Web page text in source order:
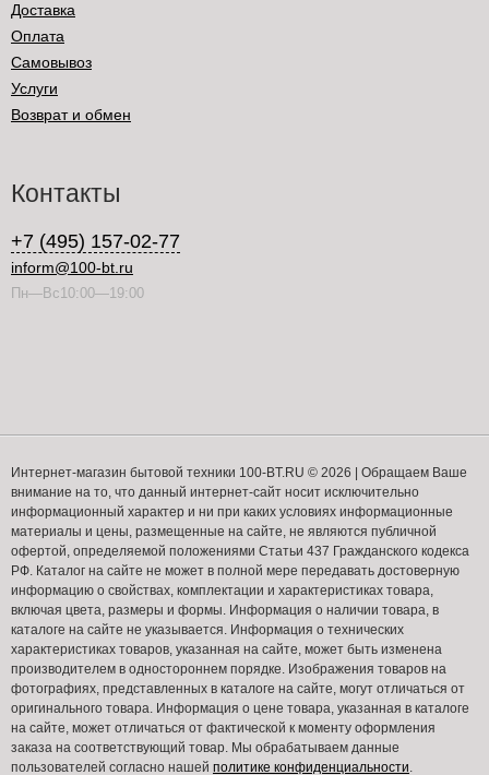
Доставка
Оплата
Самовывоз
Услуги
Возврат и обмен
Контакты
+7 (495) 157-02-77
inform@100-bt.ru
Пн—Вс10:00—19:00
Интернет-магазин бытовой техники 100-BT.RU © 2026 | Обращаем Ваше
внимание на то, что данный интернет-сайт носит исключительно
информационный характер и ни при каких условиях информационные
материалы и цены, размещенные на сайте, не являются публичной
офертой, определяемой положениями Статьи 437 Гражданского кодекса
РФ. Каталог на сайте не может в полной мере передавать достоверную
информацию о свойствах, комплектации и характеристиках товара,
включая цвета, размеры и формы. Информация о наличии товара, в
каталоге на сайте не указывается. Информация о технических
характеристиках товаров, указанная на сайте, может быть изменена
производителем в одностороннем порядке. Изображения товаров на
фотографиях, представленных в каталоге на сайте, могут отличаться от
оригинального товара. Информация о цене товара, указанная в каталоге
на сайте, может отличаться от фактической к моменту оформления
заказа на соответствующий товар. Мы обрабатываем данные
пользователей согласно нашей политике конфиденциальности.